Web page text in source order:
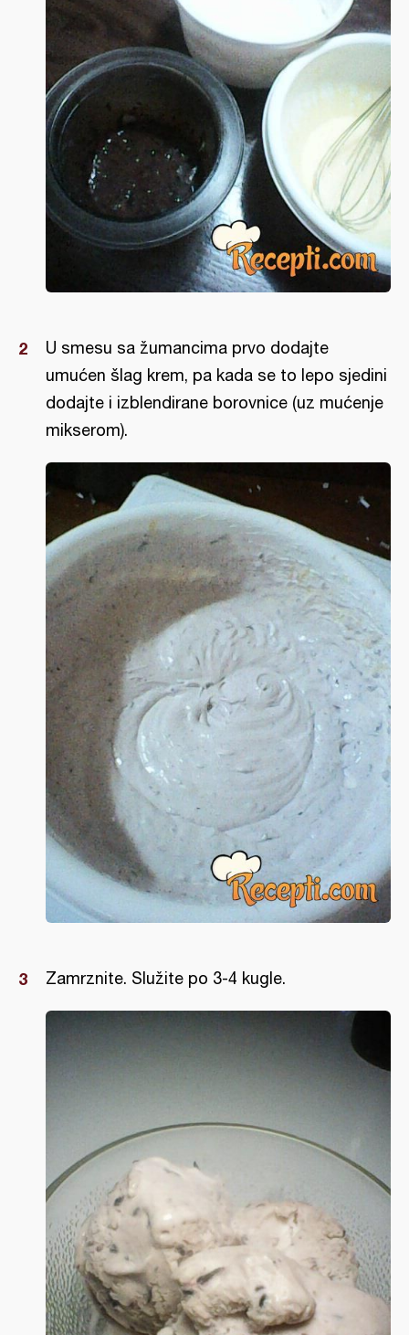
U smesu sa žumancima prvo dodajte
umućen šlag krem, pa kada se to lepo sjedini
dodajte i izblendirane borovnice (uz mućenje
mikserom).
Zamrznite. Služite po 3-4 kugle.